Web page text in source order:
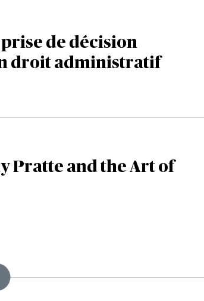
prise de décision
droit administratif
Pratte and the Art of